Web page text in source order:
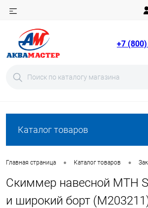
+7
Каталог товаров
Главная страница • Каталог товаров •
Скиммер навесной МТН
и широкий борт